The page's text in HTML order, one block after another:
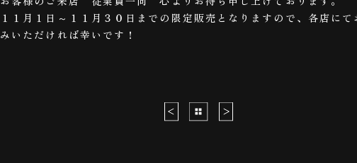
１１月１日～１１月３０日までの限定販売となりますので、各店にて
みいただければ幸いです！